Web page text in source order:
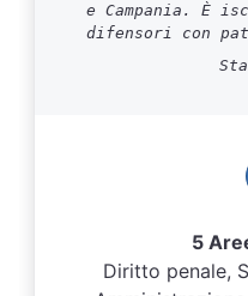
e Campania. È
difensori con
5
Diritto penale,